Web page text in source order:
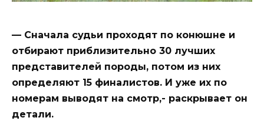
— Сначала судьи проходят по конюшне и
отбирают приблизительно 30 лучших
представителей породы, потом из них
определяют 15 финалистов. И уже их по
номерам выводят на смотр,- раскрывает он
детали.